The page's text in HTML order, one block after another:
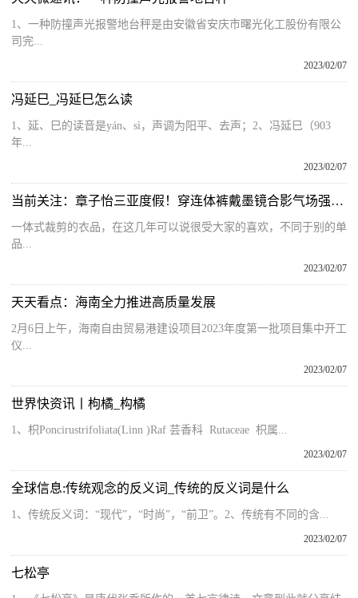
1、一种防撞声光报警地台秤是由安徽省安庆市曙光化工股份有限公
司完...
2023/02/07
冯延巳_冯延巳怎么读
1、延、巳的读音是yán、sì，声调为阳平、去声；2、冯延巳（903
年...
2023/02/07
当前关注：章子怡三亚度假！穿连体裤戴墨镜合影气场强，1米6把粉丝压成小矮人
一体式裁剪的衣品，在这几年可以说很受大家的喜欢，不同于别的单
品...
2023/02/07
天天看点：海南全力推进高质量发展
2月6日上午，海南自由贸易港建设项目2023年度第一批项目集中开工
仪...
2023/02/07
世界快资讯丨枸橘_构橘
1、枳Poncirustrifoliata(Linn )Raf 芸香科 Rutaceae 枳属...
2023/02/07
全球信息:传统观念的反义词_传统的反义词是什么
1、传统反义词：“现代”，“时尚”，“前卫”。2、传统有不同的含...
2023/02/07
七松亭